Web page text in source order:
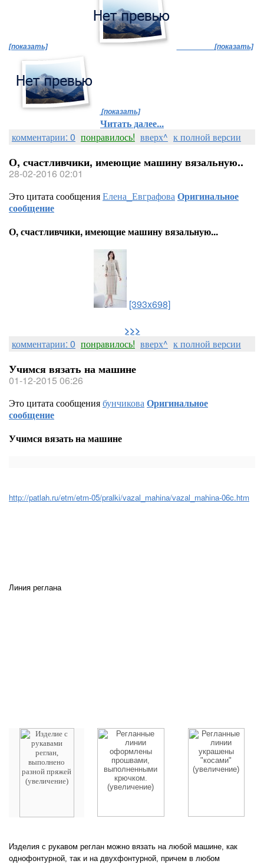
[показать] [показать]
[показать]
Читать далее...
комментарии: 0 понравилось! вверх^ к полной версии
О, счастливчики, имеющие машину вязальную..
28-02-2016 02:01
Это цитата сообщенияЕлена_ЕвграфоваОригинальное
сообщение
О, счастливчики, имеющие машину вязальную...
[393x698]
>>>
комментарии: 0 понравилось! вверх^ к полной версии
Учимся вязать на машине
01-12-2015 06:26
Это цитата сообщениябунчиковаОригинальное
сообщение
Учимся вязать на машине
http://patlah.ru/etm/etm-05/pralki/vazal_mahina/vazal_mahina-06c.htm
Линия реглана
Изделия с рукавом реглан можно вязать на любой машине, как
однофонтурной, так и на двухфонтурной, причем в любом